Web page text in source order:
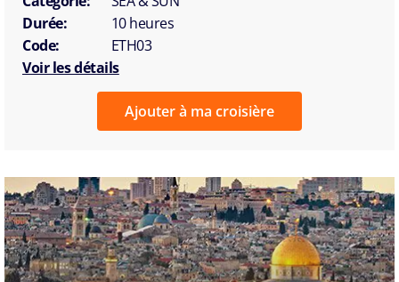
Durée:
10 heures
Code:
ETH03
Voir les détails
Ajouter à ma croisière